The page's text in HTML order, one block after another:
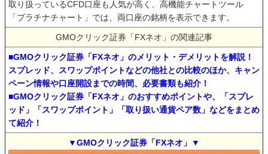
取り扱っているCFD口座も人気が高く、高機能チャートツール
「プラチナチャート」では、両口座の銘柄を表示できます。
GMOクリック証券「FXネオ」の関連記事
■GMOクリック証券「FXネオ」のメリット・デメリットを解説！
スプレッド、スワップポイントなどの他社との比較のほか、キャン
ペーン情報や口座開設までの時間、必要書類も紹介！
■GMOクリック証券「FXネオ」のおすすめポイントや、「スプレ
ッド」「スワップポイント」「取り扱い通貨ペア数」などをまとめ
て紹介！
▼GMOクリック証券「FXネオ」▼